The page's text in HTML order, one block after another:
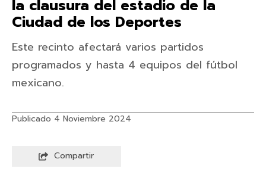
la clausura del estadio de la
Ciudad de los Deportes
Este recinto afectará varios partidos
programados y hasta 4 equipos del fútbol
mexicano.
Publicado 4 Noviembre 2024
Compartir